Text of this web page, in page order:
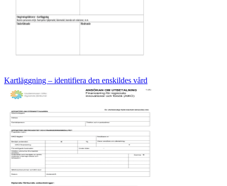
Kartläggning – identifiera den enskildes vård